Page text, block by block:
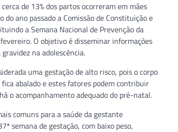
de 13% dos partos ocorreram em mães
ano passado a Comissão de Constituição e
a Semana Nacional de Prevenção da
O objetivo é disseminar informações
na adolescência.
uma gestação de alto risco, pois o corpo
abalado e estes fatores podem contribuir
o acompanhamento adequado do pré-natal.
comuns para a saúde da gestante
semana de gestação, com baixo peso,